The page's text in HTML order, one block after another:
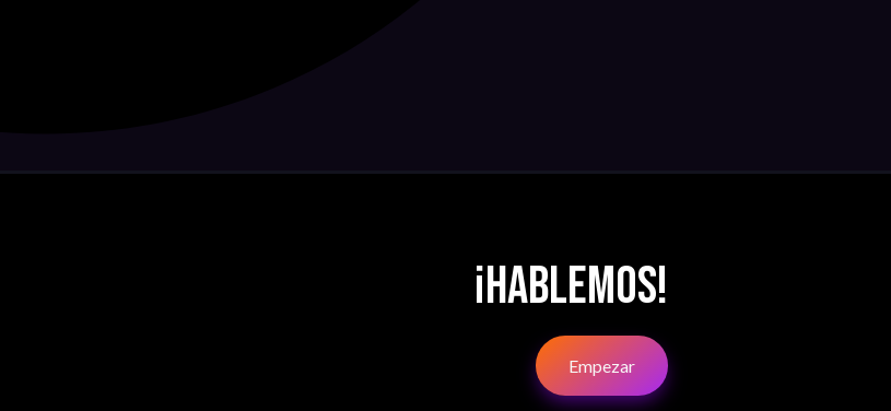
¡Hablemos!
Empezar